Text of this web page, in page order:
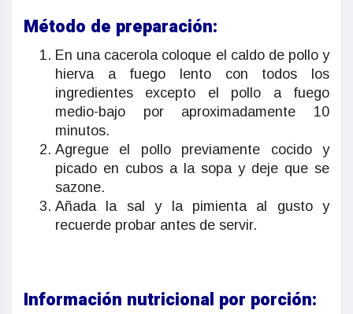
Método de preparación:
En una cacerola coloque el caldo de pollo y
hierva a fuego lento con todos los
ingredientes excepto el pollo a fuego
medio-bajo por aproximadamente 10
minutos.
Agregue el pollo previamente cocido y
picado en cubos a la sopa y deje que se
sazone.
Añada la sal y la pimienta al gusto y
recuerde probar antes de servir.
Información nutricional por porción: